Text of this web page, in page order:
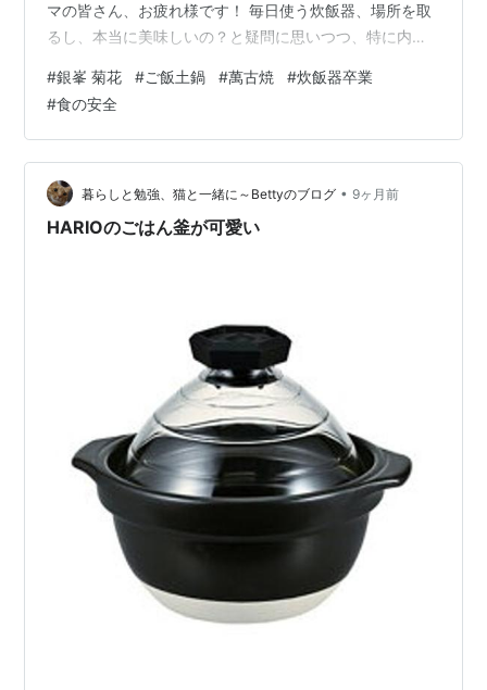
マの皆さん、お疲れ様です！ 毎日使う炊飯器、場所を取
るし、本当に美味しいの？と疑問に思いつつ、特に内釜
か？ 🍳 調理器具の「安心」を揃えたい方へ 炊飯器の内
釜コーティングが気になった私は、毎日使うフライパン
も「テフロン卒業」を決意しました。剥がれの心配がな
く、一生モノとして愛用している「ジオ・プロダクト」
の使い心地はこちらにまとめています。 ＞＞【テフロン
卒業】ジオ・プロダクト ソテーパンの口…
#銀峯 菊花 #ご飯土鍋 #萬古焼 #炊飯器卒業
#食の安全
暮らしと勉強、猫と一緒に～Bettyのブログ • 9ヶ月前
HARIOのごはん釜が可愛い